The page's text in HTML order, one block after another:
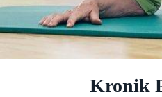
Kronik